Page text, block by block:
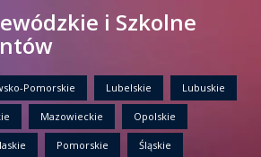
i Szkolne
Pomorskie Lubelskie Lubuskie
Mazowieckie Opolskie
Pomorskie Śląskie